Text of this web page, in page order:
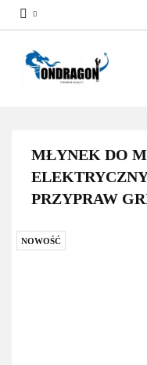
MŁYNEK DO
PRZYPRAW
NOWOŚĆ